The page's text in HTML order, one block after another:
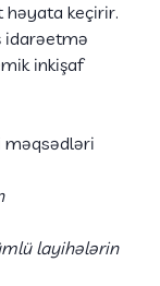
həyata keçirir.
idarəetmə
inkişaf
məqsədləri
layihələrin